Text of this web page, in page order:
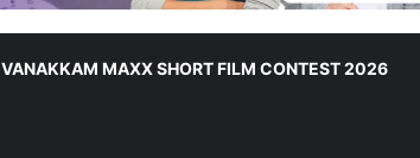
VANAKKAM MAXX SHORT FILM CONTEST 2026